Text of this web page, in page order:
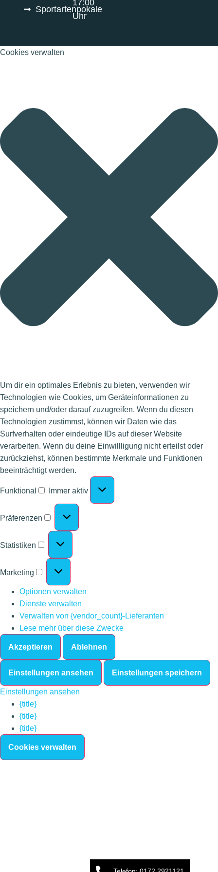
Sportartenpokale
17:00
Uhr
Cookies verwalten
Um dir ein optimales Erlebnis zu bieten, verwenden wir
Technologien wie Cookies, um Geräteinformationen zu
speichern und/oder darauf zuzugreifen. Wenn du diesen
Technologien zustimmst, können wir Daten wie das
Surfverhalten oder eindeutige IDs auf dieser Website
verarbeiten. Wenn du deine Einwillligung nicht erteilst oder
zurückziehst, können bestimmte Merkmale und Funktionen
beeinträchtigt werden.
Funktional Immer aktiv
Präferenzen
Statistiken
Marketing
Optionen verwalten
Dienste verwalten
Verwalten von {vendor_count}-Lieferanten
Lese mehr über diese Zwecke
Akzeptieren Ablehnen
Einstellungen ansehen Einstellungen speichern
Einstellungen ansehen
{title}
{title}
{title}
Cookies verwalten